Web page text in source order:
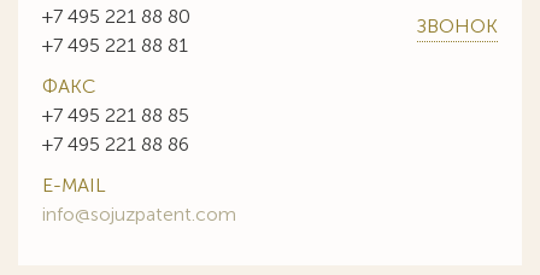
+7 495 221 88 80
+7 495 221 88 81
ЗВОНОК
ФАКС
+7 495 221 88 85
+7 495 221 88 86
E-MAIL
info@sojuzpatent.com